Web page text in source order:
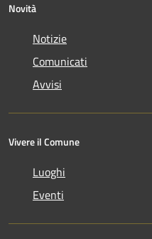
Novità
Notizie
Comunicati
Avvisi
Vivere il Comune
Luoghi
Eventi